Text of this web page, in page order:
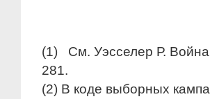
(1) См. Уэсселер Р. Война
281.
(2) В коде выборных